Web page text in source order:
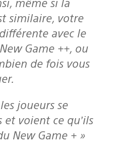
similaire, votre
avec le
Game ++, ou
de fois vous
joueurs se
voient ce qu’ils
New Game + »